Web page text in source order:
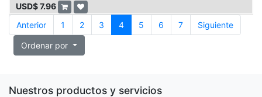
USD$7.96
Anterior
1 2 3 4 5 6 7 Siguiente
Ordenar por
Nuestros productos y servicios